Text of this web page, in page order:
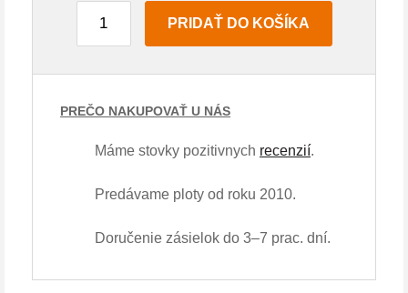
PRIDAŤ DO KOŠÍKA
PREČO NAKUPOVAŤ U NÁS
Máme stovky pozitivnych recenzií.
Predávame ploty od roku 2010.
Doručenie zásielok do 3–7 prac. dní.